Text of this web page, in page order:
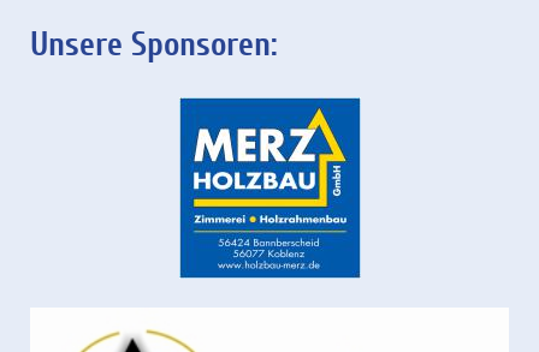
Unsere Sponsoren: